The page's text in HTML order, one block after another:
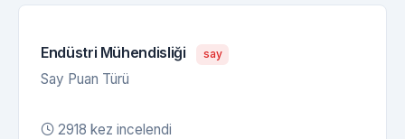
Endüstri Mühendisliği say
Say Puan Türü
2918 kez incelendi